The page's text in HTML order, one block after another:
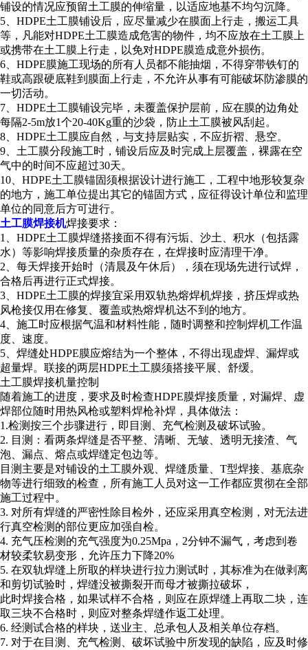
铺设的情况应预留土工膜的伸缩量，以适应地基不均匀沉降。
5、HDPE土工膜铺设后，应尽量减少在膜面上行走，搬运工具
等，凡能对HDPE土工膜造成危害的物件，均不应放在土工膜上
或携带在土工膜上行走，以免对HDPE膜造成意外损伤。
6、HDPE膜施工现场的所有人员都不能抽烟，不得穿带铁钉的
鞋或高跟硬底鞋到膜面上行走，不允许从事有可能破坏防渗膜的
一切活动。
7、HDPE土工膜铺设完毕，未覆盖保护层前，应在膜的边角处
每隔2-5m放1个20-40Kg重的沙袋，防止土工膜被风刮起。
8、HDPE土工膜应自然，与支持层贴实，不应折褶、悬空。
9、土工膜分段施工时，铺设后应及时完成上层覆盖，裸露在空
气中的时间不应超过30天。
10、HDPE土工膜锚固须根据设计进行施工，工程中地形较复杂
的地方，施工单位提出其它的锚固方式，应征得设计单位和监理
单位的同意后方可进行。
土工膜焊接机焊接要求：
1、HDPE土工膜焊缝搭接面不得有污垢、沙土、积水（包括露
水）等影响焊接质量的杂质存在，在焊接时应清理干净。
2、每天焊接开始时（清晨及午休后），须在现场先进行试焊，
合格后再进行正式焊接。
3、HDPE土工膜的焊接宜采用双轨热熔焊机焊接，挤压焊或热
风枪接仅用在修复、覆盖或热熔焊机达不到的地方。
4、施工时应根据气温和材料性能，随时调整和控制焊机工作温
度、速度。
5、焊缝处HDPE膜应熔结为一个整体，不得出现虚焊、漏焊或
超量焊。联接的两层HDPE土工膜须搭接平展、舒缓。
土工膜焊接机量控制
随着施工的进度，要求及时检查HDPE膜焊接质量，对漏焊、虚
焊部位随时用热风枪或塑料焊枪补焊，具体做法：
1.检测按三个步骤进行，即目测、充气检测及破坏试验。
2. 目测：看两条焊缝是否平整、清晰、无皱、透明无接渣、气
泡、漏点、熔点或焊缝定包边等。
目测主要是对铺设的土工膜外观、焊缝质量、T型焊接、基底杂
物等进行细致的检查，所有施工人员对这一工作都应贯彻在全部
施工过程中。
3. 对所有焊缝的严密性除目检外，还应采用真空检测，对无法进
行真空检测的部位更应加强自检。
4. 充气压检测的充气强度为0.25Mpa，2分钟不漏气，考虑到卷
材较柔软易变形，允许压力下降20%
5. 在双轨焊缝上所取的样块进行拉力测试时，其标准为在做剥离
和剪切试验时，焊缝没被撕裂开而母才被撕拉破坏，
此时焊接合格，如果试样不合格，则应在原焊缝上再取二块，连
取三块不合格时，则应对整条焊缝作返工处理。
6. 经测试合格的样块，送业主、总承包人及相关单位存档。
7. 对于在目测、充气检测、破坏试验中所发现的缺陷，应及时修